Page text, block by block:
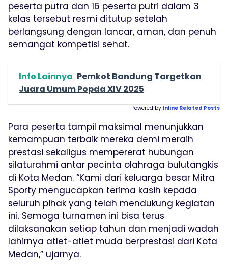
peserta putra dan 16 peserta putri dalam 3
kelas tersebut resmi ditutup setelah
berlangsung dengan lancar, aman, dan penuh
semangat kompetisi sehat.
Info Lainnya Pemkot Bandung Targetkan
Juara Umum Popda XIV 2025
Powered by Inline Related Posts
Para peserta tampil maksimal menunjukkan
kemampuan terbaik mereka demi meraih
prestasi sekaligus mempererat hubungan
silaturahmi antar pecinta olahraga bulutangkis
di Kota Medan. “Kami dari keluarga besar Mitra
Sporty mengucapkan terima kasih kepada
seluruh pihak yang telah mendukung kegiatan
ini. Semoga turnamen ini bisa terus
dilaksanakan setiap tahun dan menjadi wadah
lahirnya atlet-atlet muda berprestasi dari Kota
Medan,” ujarnya.